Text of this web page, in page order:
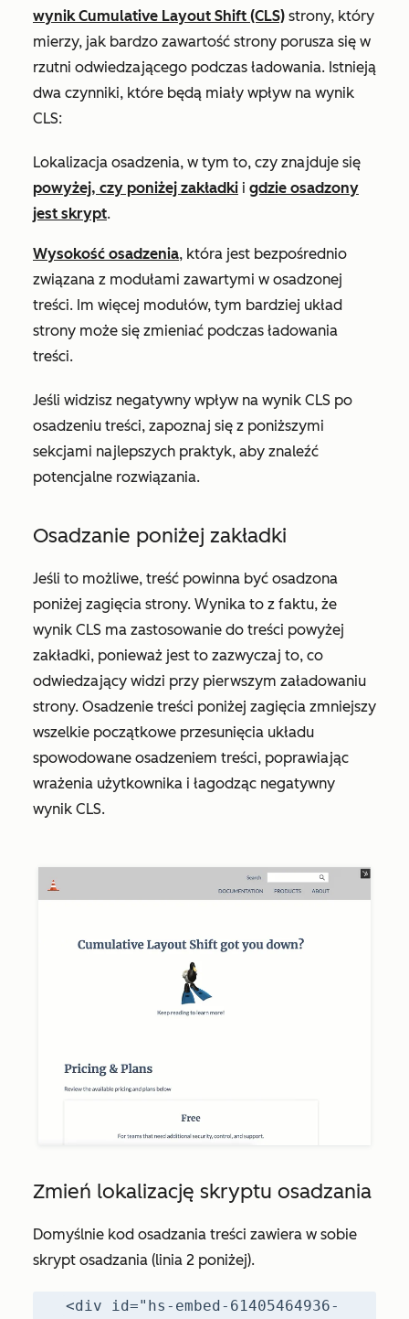
wynik Cumulative Layout Shift (CLS) strony, który
mierzy, jak bardzo zawartość strony porusza się w
rzutni odwiedzającego podczas ładowania. Istnieją
dwa czynniki, które będą miały wpływ na wynik
CLS:
Lokalizacja osadzenia, w tym to, czy znajduje się
powyżej, czy poniżej zakładki i gdzie osadzony
jest skrypt.
Wysokość osadzenia, która jest bezpośrednio
związana z modułami zawartymi w osadzonej
treści. Im więcej modułów, tym bardziej układ
strony może się zmieniać podczas ładowania
treści.
Jeśli widzisz negatywny wpływ na wynik CLS po
osadzeniu treści, zapoznaj się z poniższymi
sekcjami najlepszych praktyk, aby znaleźć
potencjalne rozwiązania.
Osadzanie poniżej zakładki
Jeśli to możliwe, treść powinna być osadzona
poniżej zagięcia strony. Wynika to z faktu, że
wynik CLS ma zastosowanie do treści powyżej
zakładki, ponieważ jest to zazwyczaj to, co
odwiedzający widzi przy pierwszym załadowaniu
strony. Osadzenie treści poniżej zagięcia zmniejszy
wszelkie początkowe przesunięcia układu
spowodowane osadzeniem treści, poprawiając
wrażenia użytkownika i łagodząc negatywny
wynik CLS.
Zmień lokalizację skryptu osadzania
Domyślnie kod osadzania treści zawiera w sobie
skrypt osadzania (linia 2 poniżej).
<div id="hs-embed-61405464936-